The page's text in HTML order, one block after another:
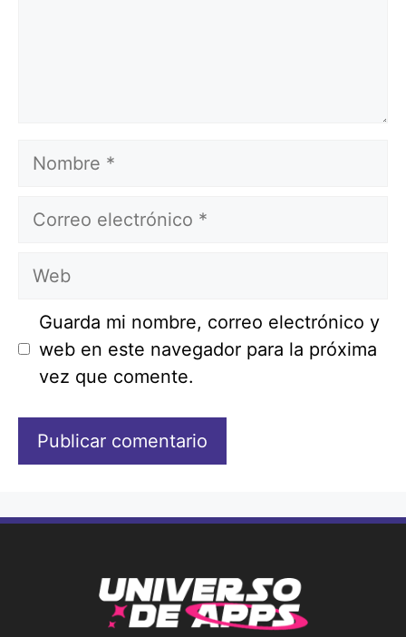
Nombre
Correo
Web
Guarda mi nombre, correo electrónico y
web en este navegador para la próxima
vez que comente.